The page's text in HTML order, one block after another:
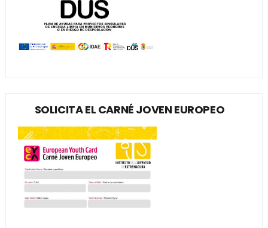
SOLICITA EL CARNÉ JOVEN EUROPEO